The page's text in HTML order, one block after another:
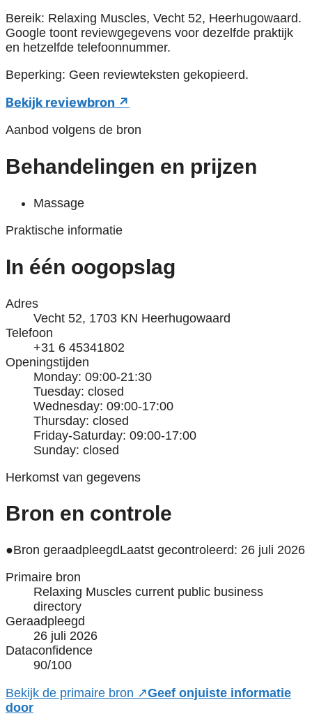
Bereik: Relaxing Muscles, Vecht 52, Heerhugowaard.
Google toont reviewgegevens voor dezelfde praktijk
en hetzelfde telefoonnummer.
Beperking: Geen reviewteksten gekopieerd.
Bekijk reviewbron ↗
Aanbod volgens de bron
Behandelingen en prijzen
Massage
Praktische informatie
In één oogopslag
Adres
Vecht 52, 1703 KN Heerhugowaard
Telefoon
+31 6 45341802
Openingstijden
Monday: 09:00-21:30
Tuesday: closed
Wednesday: 09:00-17:00
Thursday: closed
Friday-Saturday: 09:00-17:00
Sunday: closed
Herkomst van gegevens
Bron en controle
●Bron geraadpleegdLaatst gecontroleerd: 26 juli 2026
Primaire bron
Relaxing Muscles current public business
directory
Geraadpleegd
26 juli 2026
Dataconfidence
90/100
Bekijk de primaire bron ↗Geef onjuiste informatie
door